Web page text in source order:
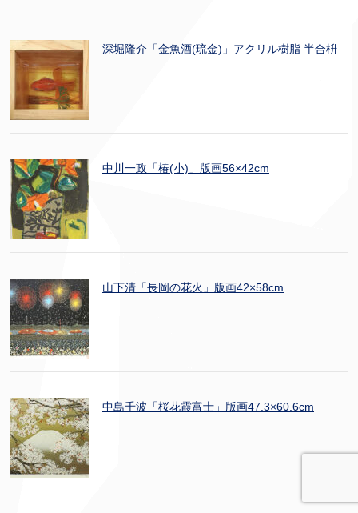
深堀隆介「金魚酒(琉金)」アクリル樹脂 半合枡
中川一政「椿(小)」版画56×42cm
山下清「長岡の花火」版画42×58cm
中島千波「桜花霞富士」版画47.3×60.6cm